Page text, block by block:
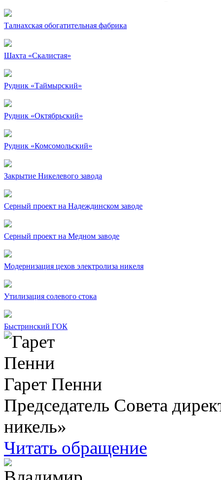
Талнахская обогатительная фабрика
Шахта «Скалистая»
Рудник «Таймырский»
Рудник «Октябрьский»
Рудник «Комсомольский»
Закрытие Никелевого завода
Серный проект на Надеждинском заводе
Серный проект на Медном заводе
Модернизация цехов электролиза никеля
Утилизация солевого стока
Быстринский ГОК
Гарет Пенни
Председатель Совета
никель»
Читать обращение